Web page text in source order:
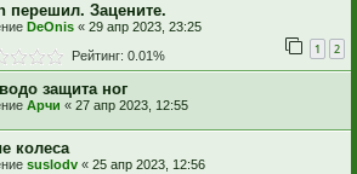
перешил. Зацените.
DeOnis « 29 апр 2023, 23:25
1 2
Рейтинг: 0.01%
защита ног
Арчи « 27 апр 2023, 12:55
колеса
suslodv « 25 апр 2023, 12:56